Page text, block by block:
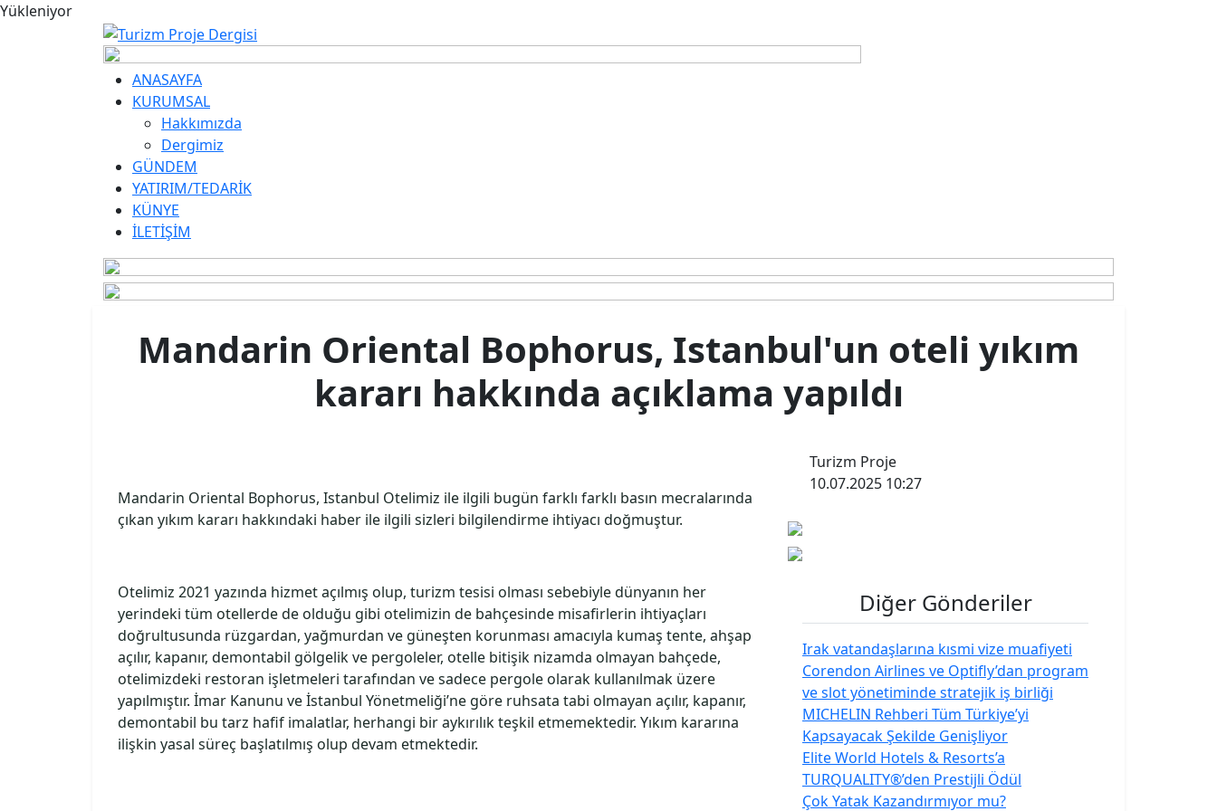
Yükleniyor
ANASAYFA
KURUMSAL
Hakkımızda
Dergimiz
GÜNDEM
YATIRIM/TEDARİK
KÜNYE
İLETİŞİM
Mandarin Oriental Bophorus, Istanbul'un oteli yıkım
kararı hakkında açıklama yapıldı
Mandarin Oriental Bophorus, Istanbul Otelimiz ile ilgili bugün farklı farklı basın mecralarında
çıkan yıkım kararı hakkındaki haber ile ilgili sizleri bilgilendirme ihtiyacı doğmuştur.
Otelimiz 2021 yazında hizmet açılmış olup, turizm tesisi olması sebebiyle dünyanın her
yerindeki tüm otellerde de olduğu gibi otelimizin de bahçesinde misafirlerin ihtiyaçları
doğrultusunda rüzgardan, yağmurdan ve güneşten korunması amacıyla kumaş tente, ahşap
açılır, kapanır, demontabil gölgelik ve pergoleler, otelle bitişik nizamda olmayan bahçede,
otelimizdeki restoran işletmeleri tarafından ve sadece pergole olarak kullanılmak üzere
yapılmıştır. İmar Kanunu ve İstanbul Yönetmeliği’ne göre ruhsata tabi olmayan açılır, kapanır,
demontabil bu tarz hafif imalatlar, herhangi bir aykırılık teşkil etmemektedir. Yıkım kararına
ilişkin yasal süreç başlatılmış olup devam etmektedir.
Turizm Proje
10.07.2025 10:27
Diğer Gönderiler
Irak vatandaşlarına kısmi vize muafiyeti
Corendon Airlines ve Optifly’dan program
ve slot yönetiminde stratejik iş birliği
MICHELIN Rehberi Tüm Türkiye’yi
Kapsayacak Şekilde Genişliyor
Elite World Hotels & Resorts’a
TURQUALITY®’den Prestijli Ödül
Çok Yatak Kazandırmıyor mu?